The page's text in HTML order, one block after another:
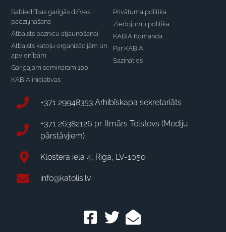
Sabiedrības garīgās dzīves
padziļināšana
Atbalsts baznīcu atjaunošanai
Atbalsts katoļu organizācijām un
apvienībām
Garīgajam semināram 100
KABIA iniciatīvas
Privātuma politika
Ziedojumu politika
KABIA Komanda
Par KABIA
Sazināties
+371 29948353 Arhibīskapa sekretariāts
+371 26382126 pr. Ilmārs Tolstovs (Mediju
pārstāvjiem)
Klostera iela 4, Rīga, LV-1050
info@katolis.lv